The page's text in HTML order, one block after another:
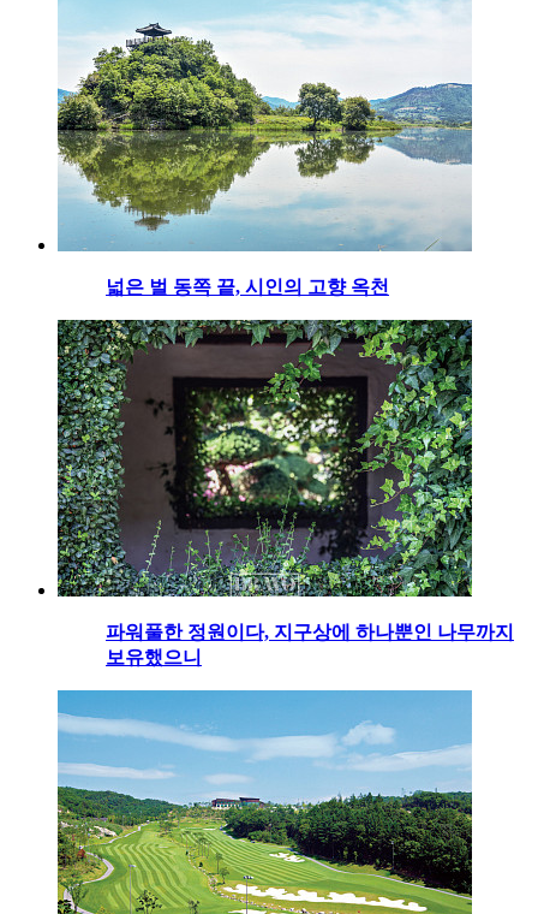
넓은 벌 동쪽 끝, 시인의 고향 옥천
파워풀한 정원이다, 지구상에 하나뿐인 나무까지
보유했으니